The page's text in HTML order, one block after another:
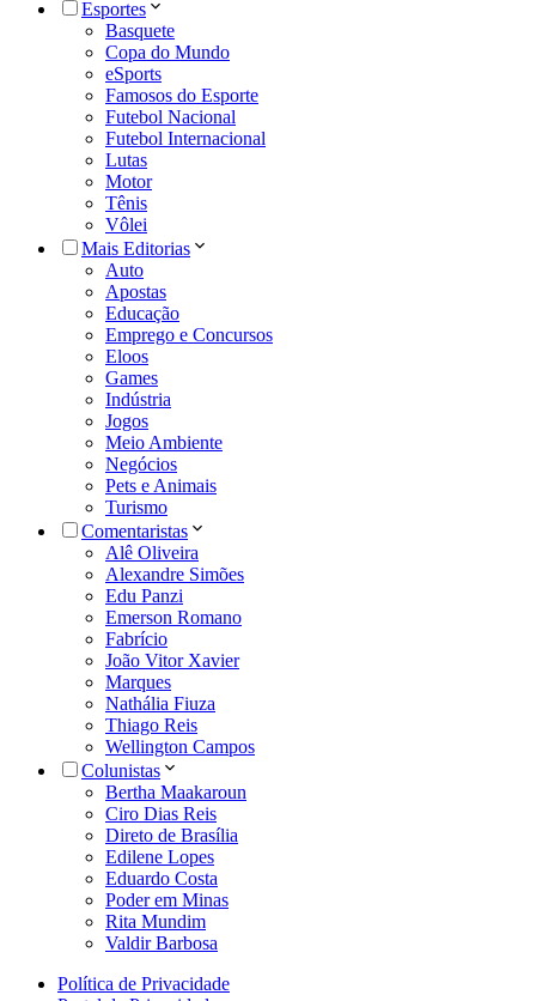
Esportes
Basquete
Copa do Mundo
eSports
Famosos do Esporte
Futebol Nacional
Futebol Internacional
Lutas
Motor
Tênis
Vôlei
Mais Editorias
Auto
Apostas
Educação
Emprego e Concursos
Eloos
Games
Indústria
Jogos
Meio Ambiente
Negócios
Pets e Animais
Turismo
Comentaristas
Alê Oliveira
Alexandre Simões
Edu Panzi
Emerson Romano
Fabrício
João Vitor Xavier
Marques
Nathália Fiuza
Thiago Reis
Wellington Campos
Colunistas
Bertha Maakaroun
Ciro Dias Reis
Direto de Brasília
Edilene Lopes
Eduardo Costa
Poder em Minas
Rita Mundim
Valdir Barbosa
Política de Privacidade